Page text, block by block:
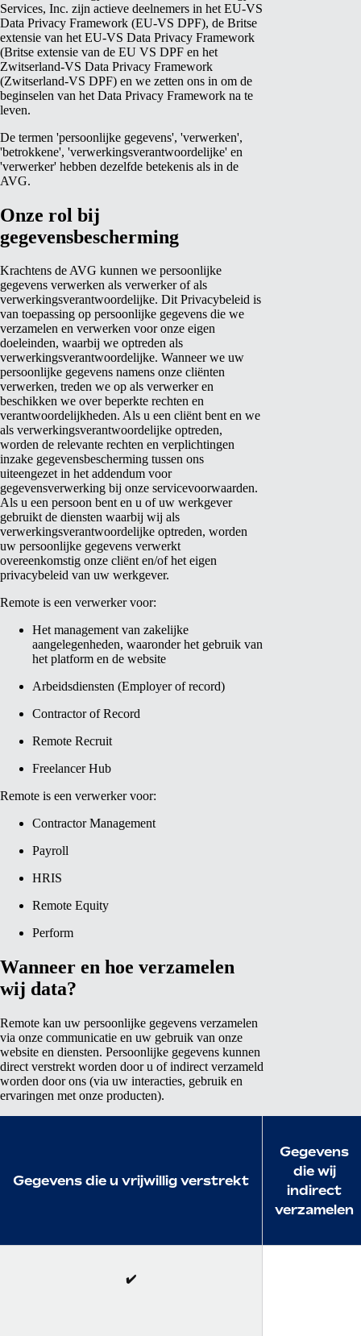
Services, Inc. zijn actieve deelnemers in het EU-VS
Data Privacy Framework (EU-VS DPF), de Britse
extensie van het EU-VS Data Privacy Framework
(Britse extensie van de EU VS DPF en het
Zwitserland-VS Data Privacy Framework
(Zwitserland-VS DPF) en we zetten ons in om de
beginselen van het Data Privacy Framework na te
leven.
De termen 'persoonlijke gegevens', 'verwerken',
'betrokkene', 'verwerkingsverantwoordelijke' en
'verwerker' hebben dezelfde betekenis als in de
AVG.
Onze rol bij
gegevensbescherming
Krachtens de AVG kunnen we persoonlijke
gegevens verwerken als verwerker of als
verwerkingsverantwoordelijke. Dit Privacybeleid is
van toepassing op persoonlijke gegevens die we
verzamelen en verwerken voor onze eigen
doeleinden, waarbij we optreden als
verwerkingsverantwoordelijke. Wanneer we uw
persoonlijke gegevens namens onze cliënten
verwerken, treden we op als verwerker en
beschikken we over beperkte rechten en
verantwoordelijkheden. Als u een cliënt bent en we
als verwerkingsverantwoordelijke optreden,
worden de relevante rechten en verplichtingen
inzake gegevensbescherming tussen ons
uiteengezet in het addendum voor
gegevensverwerking bij onze servicevoorwaarden.
Als u een persoon bent en u of uw werkgever
gebruikt de diensten waarbij wij als
verwerkingsverantwoordelijke optreden, worden
uw persoonlijke gegevens verwerkt
overeenkomstig onze cliënt en/of het eigen
privacybeleid van uw werkgever.
Remote is een verwerker voor:
Het management van zakelijke
aangelegenheden, waaronder het gebruik van
het platform en de website
Arbeidsdiensten (Employer of record)
Contractor of Record
Remote Recruit
Freelancer Hub
Remote is een verwerker voor:
Contractor Management
Payroll
HRIS
Remote Equity
Perform
Wanneer en hoe verzamelen
wij data?
Remote kan uw persoonlijke gegevens verzamelen
via onze communicatie en uw gebruik van onze
website en diensten. Persoonlijke gegevens kunnen
direct verstrekt worden door u of indirect verzameld
worden door ons (via uw interacties, gebruik en
ervaringen met onze producten).
Gegevens die u vrijwillig verstrekt
Gegevens
die wij
indirect
verzamelen
✔️